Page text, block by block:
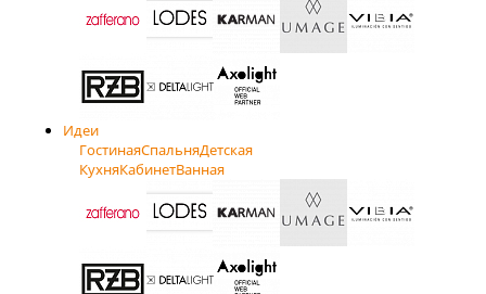
Идеи
ГостинаяСпальняДетская
КухняКабинетВанная